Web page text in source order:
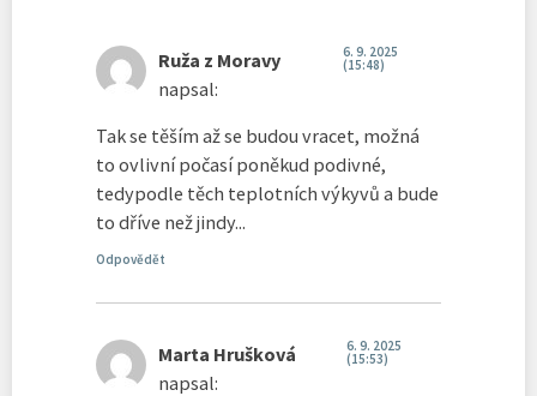
Ruža z Moravy
napsal:
6. 9. 2025
(15:48)
Tak se těším až se budou vracet, možná
to ovlivní počasí poněkud podivné,
tedypodle těch teplotních výkyvů a bude
to dříve než jindy...
Odpovědět
Marta Hrušková
napsal:
6. 9. 2025
(15:53)